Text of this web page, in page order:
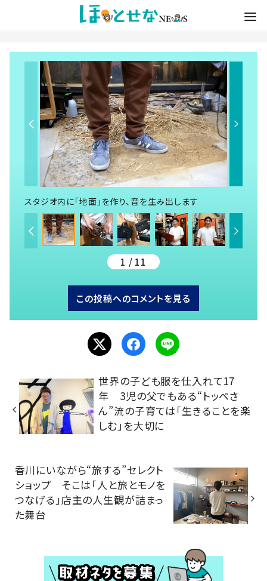
スタジオ内に「地面」を作り、音を生み出します
1 / 11
この投稿へのコメントを見る
世界の子ども服を仕入れて17
年 3児の父でもある“トッペさ
ん”流の子育ては「生きることを楽
しむ」を大切に
香川にいながら“旅する”セレクト
ショップ そこは「人と旅とモノを
つなげる」店主の人生観が詰まっ
た舞台